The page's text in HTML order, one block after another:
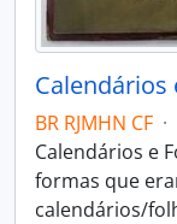
Calendários
BR RJMHN CF ·
Calendários e
formas que
calendários/